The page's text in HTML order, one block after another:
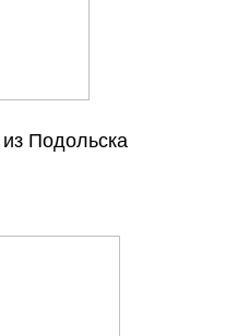
Подольска